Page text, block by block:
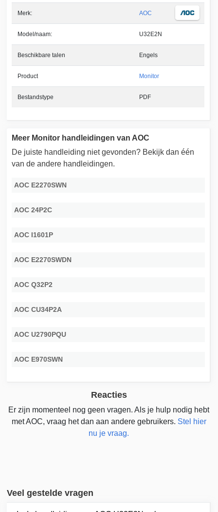
Merk: AOC
Model/naam: U32E2N
Beschikbare talen Engels
Product Monitor
Bestandstype PDF
Meer Monitor handleidingen van AOC
De juiste handleiding niet gevonden? Bekijk dan één
van de andere handleidingen.
AOC E2270SWN
AOC 24P2C
AOC I1601P
AOC E2270SWDN
AOC Q32P2
AOC CU34P2A
AOC U2790PQU
AOC E970SWN
Reacties
Er zijn momenteel nog geen vragen. Als je hulp nodig hebt
met AOC, vraag het dan aan andere gebruikers. Stel hier
nu je vraag.
Veel gestelde vragen